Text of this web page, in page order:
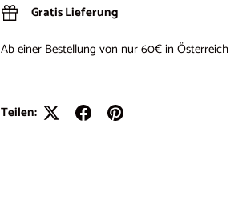
Gratis Lieferung
Ab einer Bestellung von nur 60€ in
Teilen: